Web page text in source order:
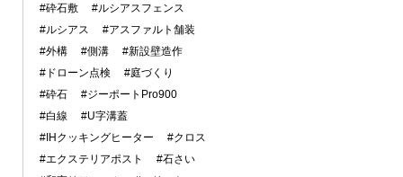
#砕石敷
#ルシアスフェンス
#ルシアス
#アスファルト舗装
#外構
#側溝
#新設壁造作
#ドローン点検
#庭づくり
#砕石
#ジーポートPro900
#白線
#U字溝蓋
#IHクッキングヒーター
#クロス
#エクステリアポスト
#石さい